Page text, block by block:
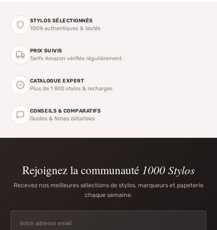
STYLOS SÉLECTIONNÉS
100% authentiques & testés
PRIX SUIVIS
Tarifs Amazon vérifiés régulièrement
CATALOGUE EXPERT
Plus de 1 800 stylos & recharges
CONSEILS & COMPARATIFS
Guides & fiches détaillées
Rejoignez la communauté 1000 Stylos
Recevez nos meilleures sélections de stylos, marqueurs et papeterie
chaque semaine.